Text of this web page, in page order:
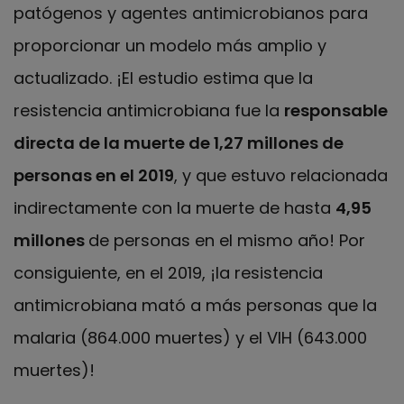
patógenos y agentes antimicrobianos para
proporcionar un modelo más amplio y
actualizado. ¡El estudio estima que la
resistencia antimicrobiana fue la responsable
directa de la muerte de 1,27 millones de
personas en el 2019, y que estuvo relacionada
indirectamente con la muerte de hasta 4,95
millones de personas en el mismo año! Por
consiguiente, en el 2019, ¡la resistencia
antimicrobiana mató a más personas que la
malaria (864.000 muertes) y el VIH (643.000
muertes)!